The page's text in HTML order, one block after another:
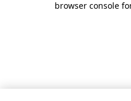
browser console